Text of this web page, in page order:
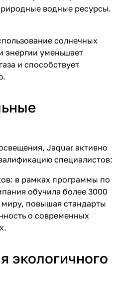
водные ресурсы.
солнечных
энергии уменьшает
и способствует
Jaquar активно
специалистов:
в рамках программы по
обучила более 3000
повышая стандарты
о современных
экологичного